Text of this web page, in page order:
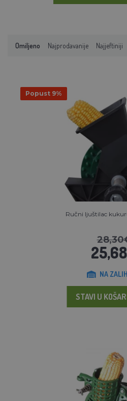
Omiljeno Najprodavanije Najjeftiniji
Popust 9%
Ručni ljuštilac
NA
STAVI U